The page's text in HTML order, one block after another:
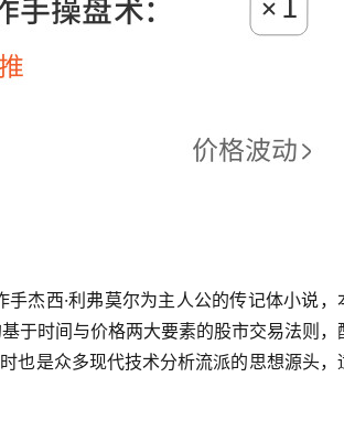
杰西·利弗莫尔为主人公的传记体小说，
于时间与价格两大要素的股市交易法则，
也是众多现代技术分析流派的思想源头，